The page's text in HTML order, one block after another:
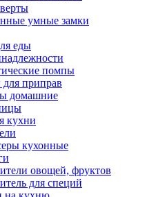
умные замки
еды
помпы
приправ
домашние
кухни
кухонные
овощей, фруктов
для специй